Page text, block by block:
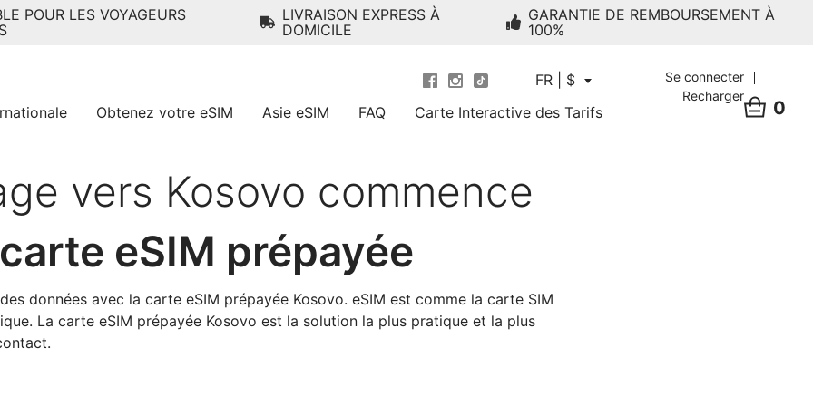
POUR LES VOYAGEURS
LIVRAISON EXPRESS À
DOMICILE
GARANTIE DE REMBOURSEMENT À
100%
FR | $
Obtenez votre eSIM Asie eSIM FAQ Carte Interactive des Tarifs 0
Se connecter
Recharger
vers Kosovo commence
eSIM prépayée
données avec la carte eSIM prépayée Kosovo. eSIM est comme la carte SIM
La carte eSIM prépayée Kosovo est la solution la plus pratique et la plus